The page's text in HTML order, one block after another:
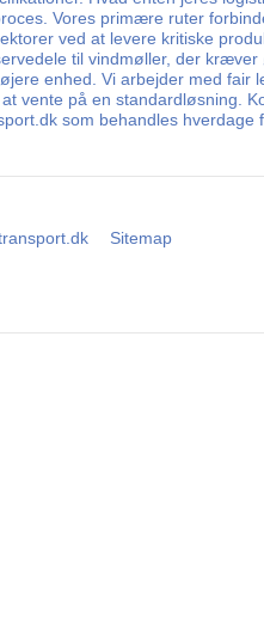
Vores primære ruter
ved at levere kritiske
til vindmøller, der
enhed. Vi arbejder med fair
vente på en standardløsning.
som behandles hverdage
Sitemap